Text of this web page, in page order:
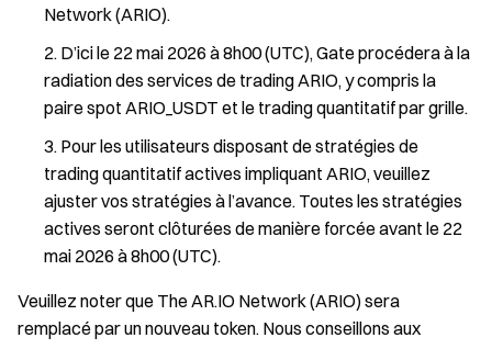
Network (ARIO).
D’ici le 22 mai 2026 à 8h00 (UTC), Gate procédera à la
radiation des services de trading ARIO, y compris la
paire spot ARIO_USDT et le trading quantitatif par grille.
Pour les utilisateurs disposant de stratégies de
trading quantitatif actives impliquant ARIO, veuillez
ajuster vos stratégies à l’avance. Toutes les stratégies
actives seront clôturées de manière forcée avant le 22
mai 2026 à 8h00 (UTC).
Veuillez noter que The AR.IO Network (ARIO) sera
remplacé par un nouveau token. Nous conseillons aux